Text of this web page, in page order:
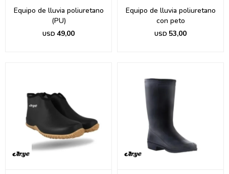
Equipo de lluvia poliuretano
(PU)
USD 49,00
Equipo de lluvia poliuretano
con peto
USD 53,00